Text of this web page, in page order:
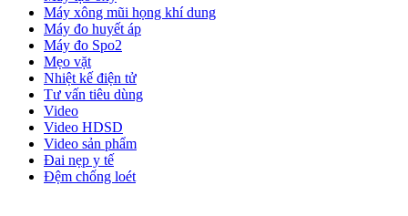
Máy xông mũi họng khí dung
Máy đo huyết áp
Máy đo Spo2
Mẹo vặt
Nhiệt kế điện tử
Tư vấn tiêu dùng
Video
Video HDSD
Video sản phẩm
Đai nẹp y tế
Đệm chống loét